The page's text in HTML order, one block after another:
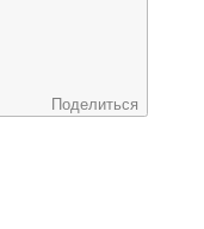
Поделиться